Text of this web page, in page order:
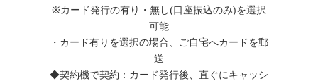
※カード発行の有り・無し(口座振込のみ)を選択
可能
・カード有りを選択の場合、ご自宅へカードを郵
送
◆契約機で契約：カード発行後、直ぐにキャッシ